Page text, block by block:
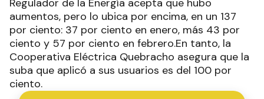
Regulador de la Energía acepta que hubo
aumentos, pero lo ubica por encima, en un 137
por ciento: 37 por ciento en enero, más 43 por
ciento y 57 por ciento en febrero.En tanto, la
Cooperativa Eléctrica Quebracho asegura que la
suba que aplicó a sus usuarios es del 100 por
ciento.